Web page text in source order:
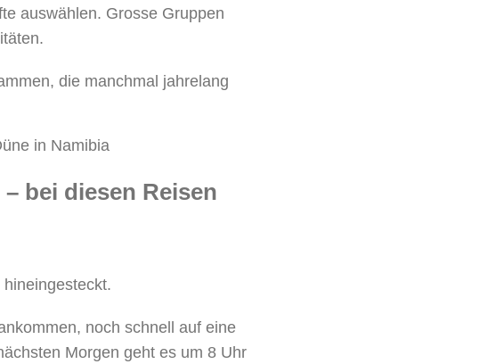
auswählen. Grosse Gruppen
die manchmal jahrelang
bei diesen Reisen
noch schnell auf eine
Morgen geht es um 8 Uhr